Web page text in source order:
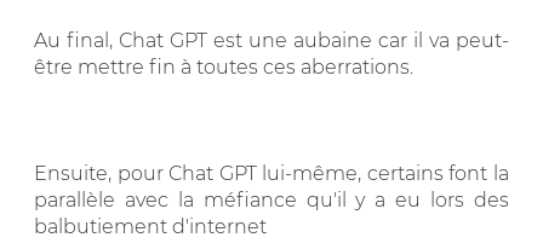
Au final, Chat GPT est une aubaine car il va peut-
être mettre fin à toutes ces aberrations.
Ensuite, pour Chat GPT lui-même, certains font la
parallèle avec la méfiance qu'il y a eu lors des
balbutiement d'internet